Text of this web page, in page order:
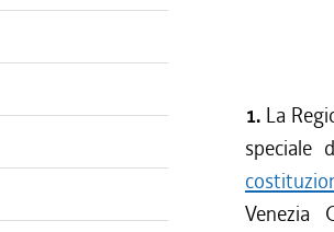
dal 01/
dal 11/
dal 23/
dal 26/
1. La
speciale
Venezia